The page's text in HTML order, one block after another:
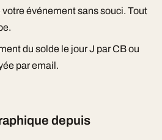
votre événement sans souci. Tout
du solde le jour J par CB ou
par email.
depuis